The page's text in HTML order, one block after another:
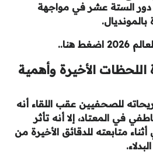
أمريكا 2026 من دور الستة عشر في مواجهة
بالمونديال.
هنا..
اللحظات الأخيرة وأهمية
للصحفيين عقب اللقاء أنه
في المعتاد، إلا أنه تأثر
متابعته للدقائق الأخيرة من